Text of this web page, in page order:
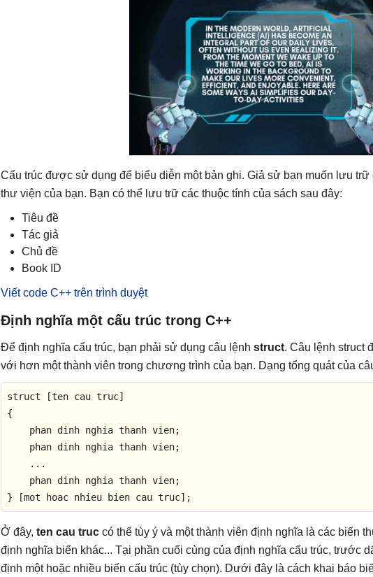
Cấu trúc được sử dụng để biểu diễn một bản ghi. Giả sử bạn muốn lưu trữ
thư viện của bạn. Bạn có thể lưu trữ các thuộc tính của sách sau đây:
Tiêu đề
Tác giả
Chủ đề
Book ID
Viết code C++ trên trình duyệt
Định nghĩa một cấu trúc trong C++
Để định nghĩa cấu trúc, bạn phải sử dụng câu lệnh struct. Câu lệnh struct
với hơn một thành viên trong chương trình của bạn. Dạng tổng quát của
struct [ten cau truc]
{
    phan dinh nghia thanh vien;
    phan dinh nghia thanh vien;
    ...
    phan dinh nghia thanh vien;
} [mot hoac nhieu bien cau truc];
Ở đây, ten cau truc có thể tùy ý và một thành viên định nghĩa là các biến
định nghĩa biến khác... Tại phần cuối cùng của định nghĩa cấu trúc, trước
định một hoặc nhiều biến cấu trúc (tùy chọn). Dưới đây là cách khai báo